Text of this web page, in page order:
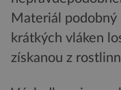
Materiál podobný
krátkých vláken
získanou z